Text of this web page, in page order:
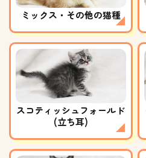
ミックス・その他の猫種
スコティッシュフォールド
(立ち耳)